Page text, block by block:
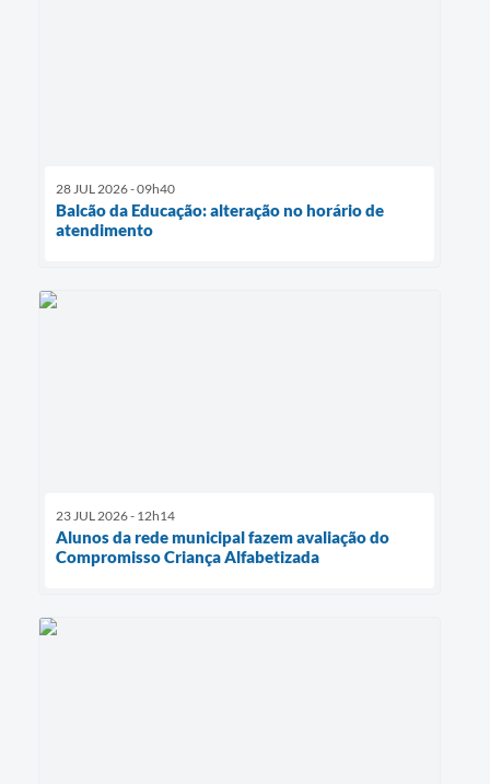
28 JUL 2026 - 09h40
Balcão da Educação: alteração no horário de
atendimento
23 JUL 2026 - 12h14
Alunos da rede municipal fazem avaliação do
Compromisso Criança Alfabetizada